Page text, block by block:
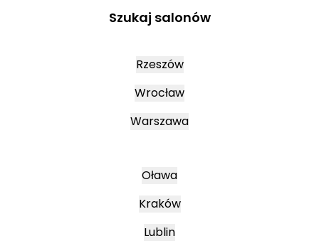
Szukaj salonów
Rzeszów
Wrocław
Warszawa
Oława
Kraków
Lublin